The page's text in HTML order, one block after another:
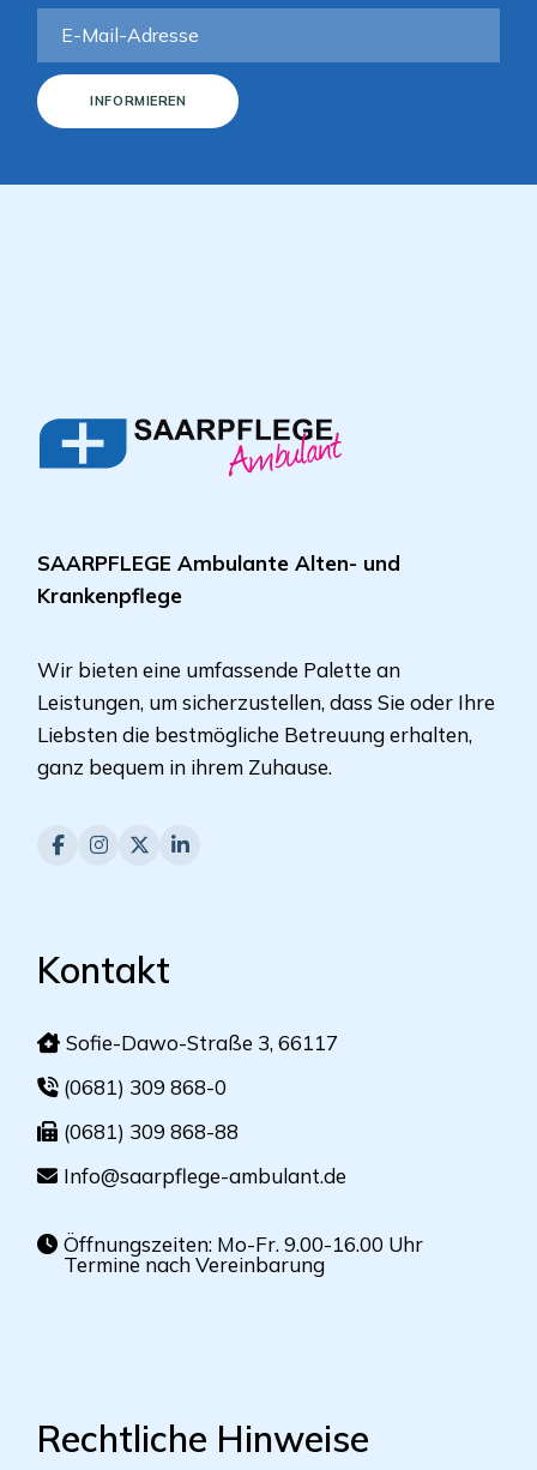
INFORMIEREN
SAARPFLEGE Ambulante Alten- und
Krankenpflege
Wir bieten eine umfassende Palette an
Leistungen, um sicherzustellen, dass Sie oder Ihre
Liebsten die bestmögliche Betreuung erhalten,
ganz bequem in ihrem Zuhause.
Kontakt
Sofie-Dawo-Straße 3, 66117
(0681) 309 868-0
(0681) 309 868-88
Info@saarpflege-ambulant.de
Öffnungszeiten: Mo-Fr. 9.00-16.00 Uhr
Termine nach Vereinbarung
Rechtliche Hinweise